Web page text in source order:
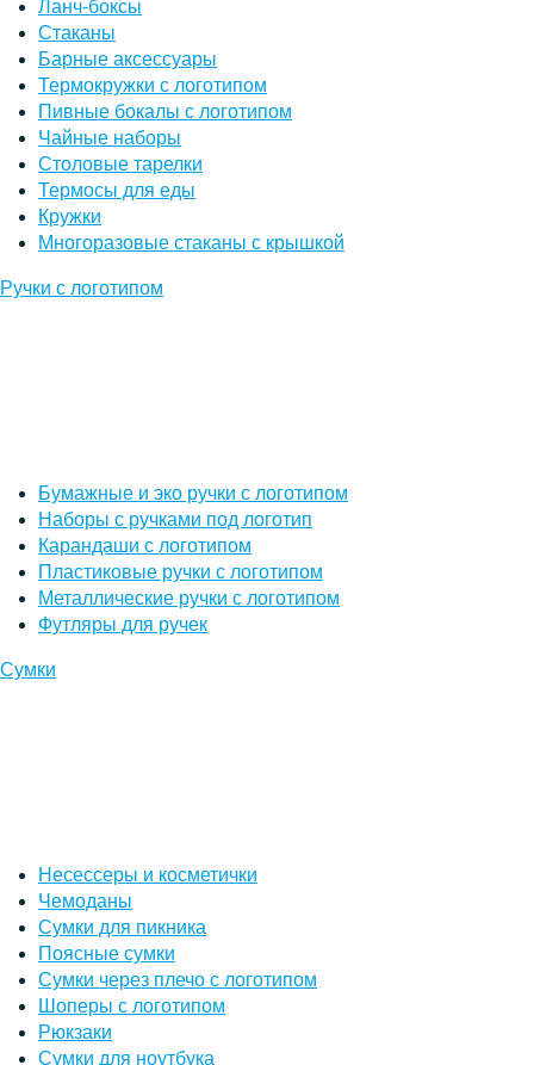
Ланч-боксы
Стаканы
Барные аксессуары
Термокружки с логотипом
Пивные бокалы с логотипом
Чайные наборы
Столовые тарелки
Термосы для еды
Кружки
Многоразовые стаканы с крышкой
Ручки с логотипом
Бумажные и эко ручки с логотипом
Наборы с ручками под логотип
Карандаши с логотипом
Пластиковые ручки с логотипом
Металлические ручки с логотипом
Футляры для ручек
Сумки
Несессеры и косметички
Чемоданы
Сумки для пикника
Поясные сумки
Сумки через плечо с логотипом
Шоперы с логотипом
Рюкзаки
Сумки для ноутбука